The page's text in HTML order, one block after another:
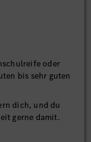
oder
bis sehr guten
dich, und du
gerne damit.